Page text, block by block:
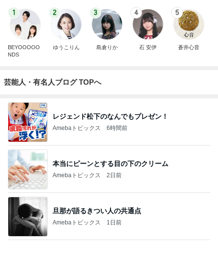
1
BEYOOOOO
NDS
2
ゆうこりん
3
島倉りか
4
石 安伊
5
蒼井心音
芸能人・有名人ブログ TOPへ
レジェンド松下のなんでもプレゼン！
Amebaトピックス 6時間前
本当にピーンとする目の下のクリーム
Amebaトピックス 2日前
旦那が語るきつい人の共通点
Amebaトピックス 1日前